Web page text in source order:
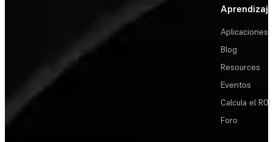
Aprendizaje
Aplicaciones
Blog
Resources
Eventos
Calcula el ROI
Foro